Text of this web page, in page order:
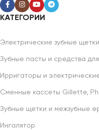
КАТЕГОРИИ
Электрические зубные щетки
Зубные пасты и средства
Ирригаторы и
Сменные кассеты Gillette,
Зубные щетки и межзубные
Ингалятор